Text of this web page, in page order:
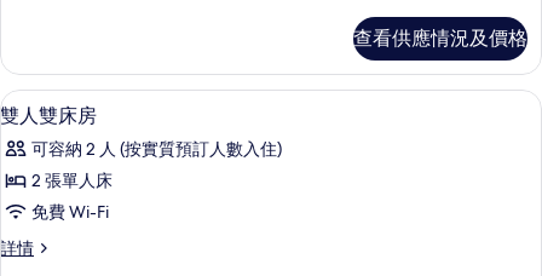
情
查看供應情況及價格
載
入
所
有
人
羽絨被、特厚豪華床墊、書桌、手提
4
雙人雙床房
可容納 2 人 (按實質預訂人數入住)
2 張單人床
免費 Wi-Fi
詳情
雙